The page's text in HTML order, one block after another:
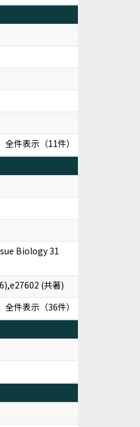
全件表示（11件）
Biology 31
(共著)
全件表示（36件）